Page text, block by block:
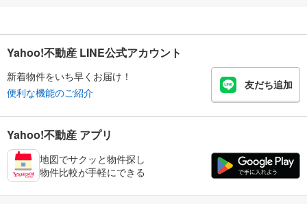
Yahoo!不動産 LINE公式アカウント
新着物件をいち早くお届け！
便利な機能のご紹介
友だち追加
Yahoo!不動産 アプリ
地図でサクッと物件探し
物件比較が手軽にできる